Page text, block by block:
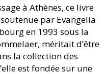
à Athènes, ce livre
par Evangelia
en 1993 sous la
méritait d’être
la collection des
est fondée sur une